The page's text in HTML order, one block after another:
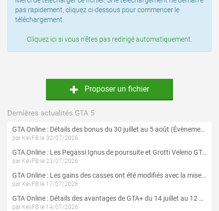
pas rapidement, cliquez ci-dessous pour commencer le
téléchargement.
Cliquez ici si vous n'êtes pas redirigé automatiquement.
Proposer un fichier
Dernières actualités GTA 5
GTA Online : Détails des bonus du 30 juillet au 5 août (Évènement « Braquages d'été »)
par KevFB le 30/07/2026
GTA Online : Les Pegassi Ignus de poursuite et Grotti Veleno GT sont maintenant disponibles
par KevFB le 23/07/2026
GTA Online : Les gains des casses ont été modifiés avec la mise à jour « Le Braquage du Kortz Center »
par KevFB le 17/07/2026
GTA Online : Détails des avantages de GTA+ du 14 juillet au 12 août
par KevFB le 14/07/2026